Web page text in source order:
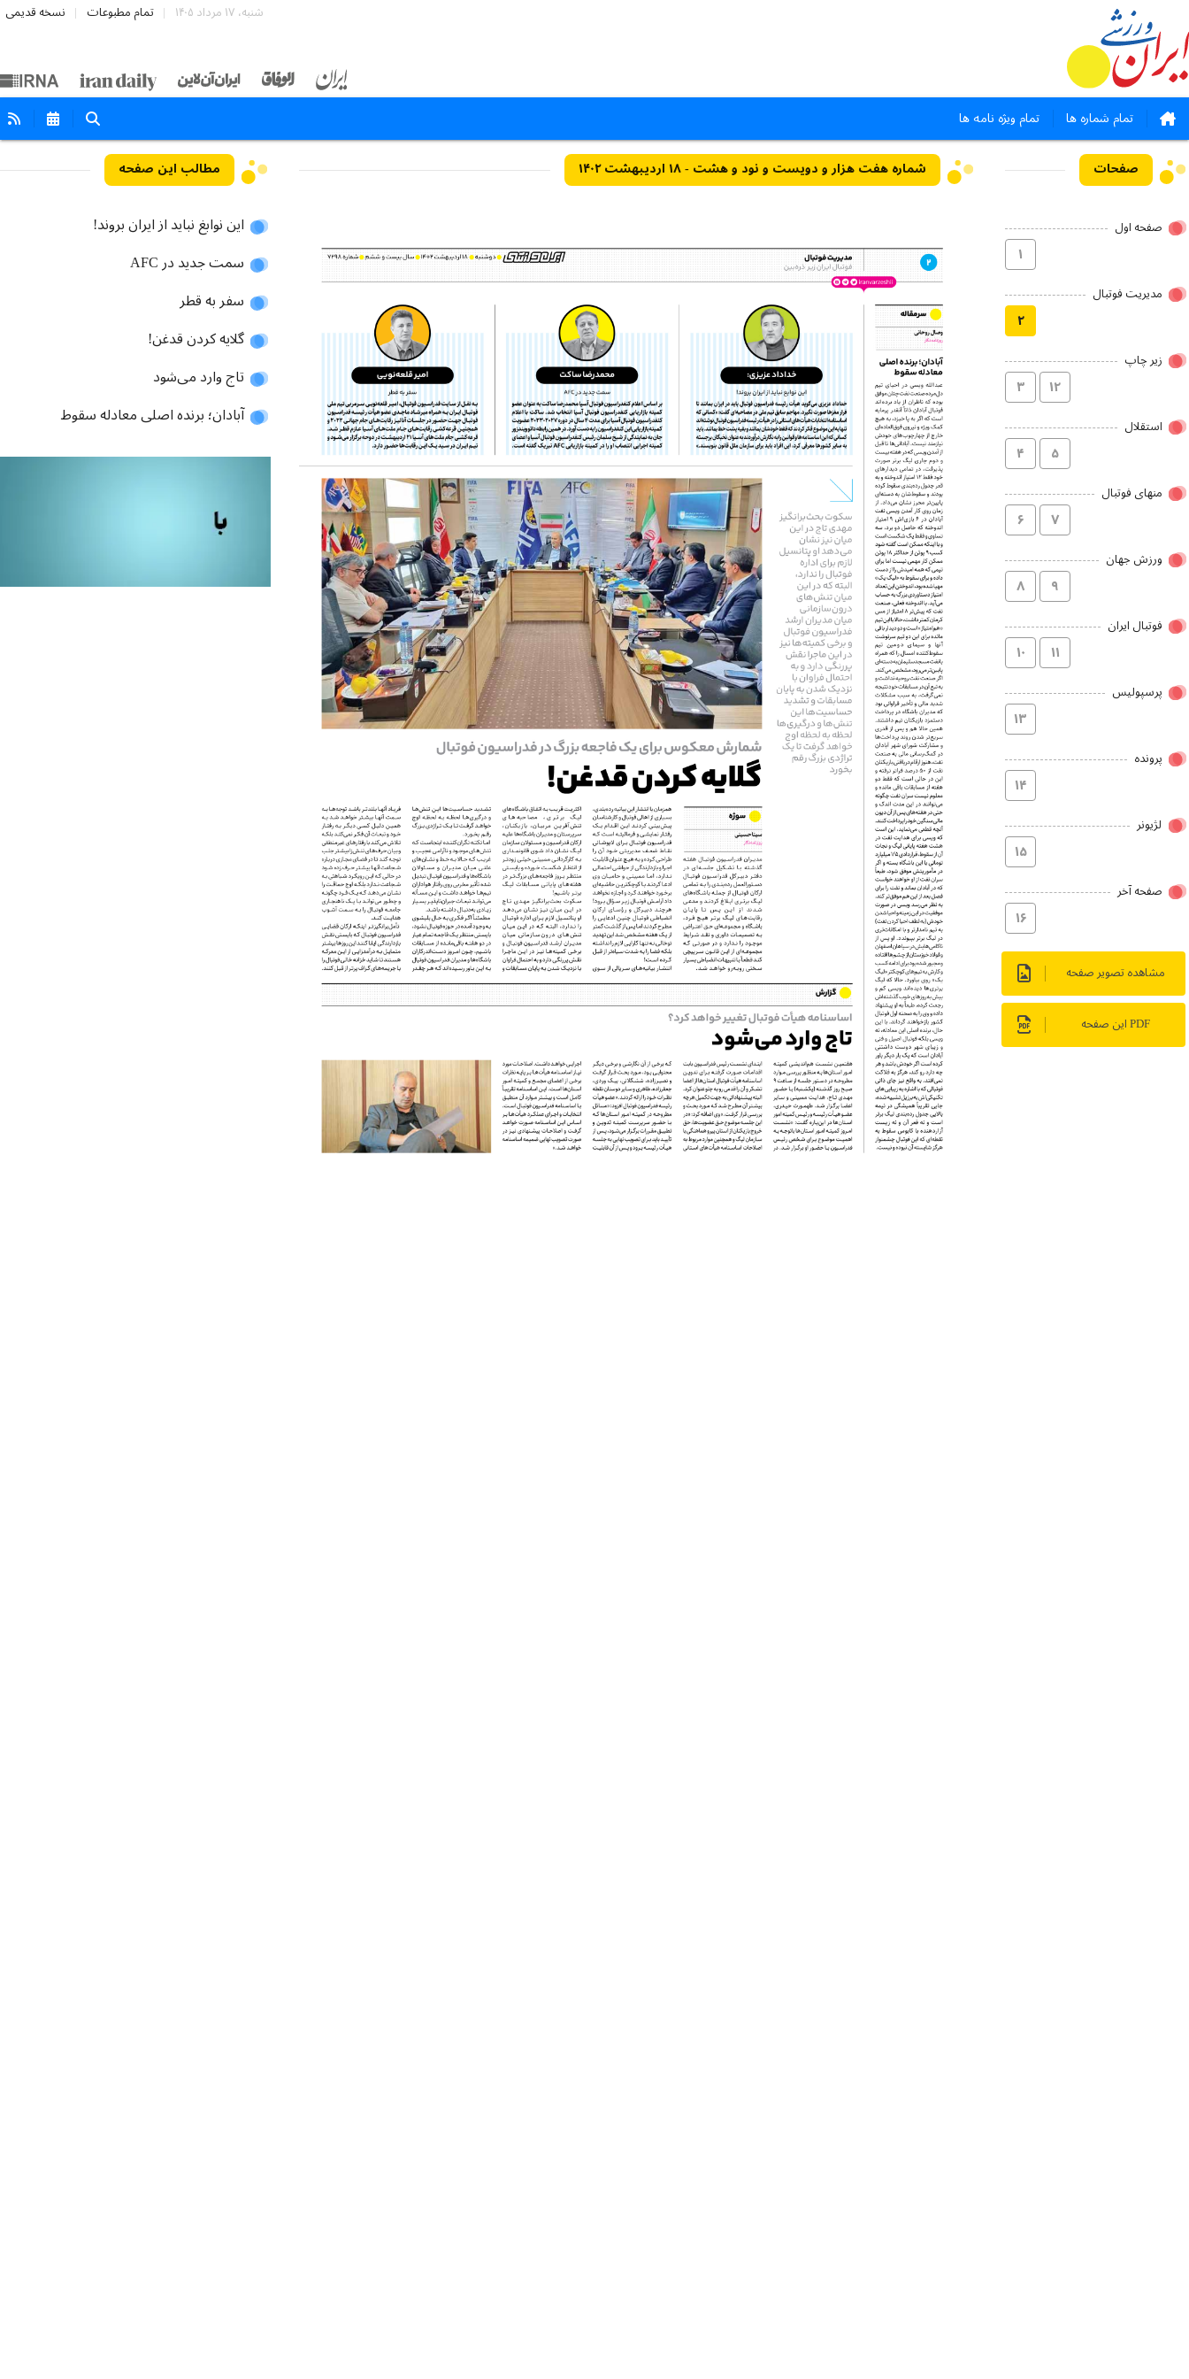
شنبه، ۱۷ مرداد ۱۴۰۵ تمام مطبوعات نسخه قدیمی
تمام شماره ها تمام ویژه نامه ها
صفحات
صفحه اول
۱
مدیریت فوتبال
۲
زیر چاپ
۳ ۱۲
استقلال
۴ ۵
منهای فوتبال
۶ ۷
ورزش جهان
۸ ۹
فوتبال ایران
۱۰ ۱۱
پرسپولیس
۱۳
پرونده
۱۴
لژیونر
۱۵
صفحه آخر
۱۶
مشاهده تصویر صفحه
PDF این صفحه
شماره هفت هزار و دویست و نود و هشت - ۱۸ اردیبهشت ۱۴۰۲ مطالب این صفحه
این نوابغ نباید از ایران بروند!
سمت جدید در AFC
سفر به قطر
گلایه کردن قدغن!
تاج وارد می‌شود
آبادان؛ برنده اصلی معادله سقوط